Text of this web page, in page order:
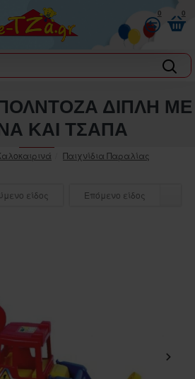
0 0
Παιχνίδια Παραλίας
ΔΙΠΛΗ ΜΕ
ΚΑΙ ΤΣΑΠΑ
είδος Επόμενο είδος